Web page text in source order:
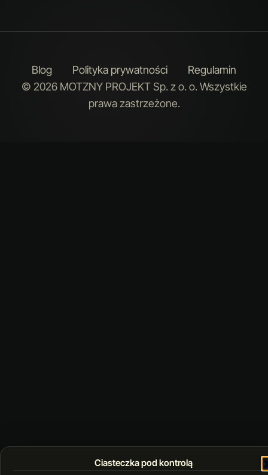
Ciasteczka pod kontrolą
Blog Polityka prywatności
Regulamin
© 2026 MOTZNY PROJEKT Sp. z o. o. Wszystkie
prawa zastrzeżone.